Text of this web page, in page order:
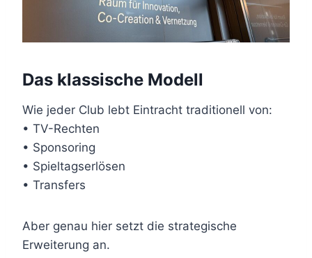
Das klassische Modell
Wie jeder Club lebt Eintracht traditionell von:
• TV-Rechten
• Sponsoring
• Spieltagserlösen
• Transfers
Aber genau hier setzt die strategische
Erweiterung an.